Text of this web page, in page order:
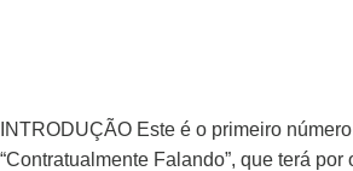
INTRODUÇÃO Este é o primeiro
“Contratualmente Falando”, que terá por